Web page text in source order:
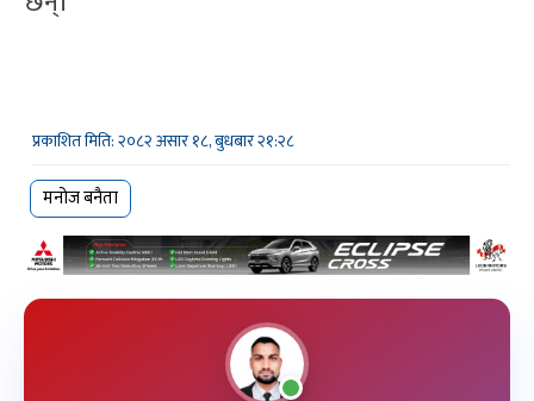
प्रकाशित मिति: २०८२ असार १८, बुधबार २१:२८
मनोज बनैता